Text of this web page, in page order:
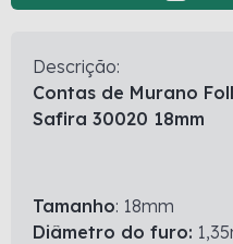
Descrição:
Contas de Murano
Safira 30020 18mm
Tamanho: 18mm
Diâmetro do furo: